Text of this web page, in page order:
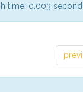
time: 0.003